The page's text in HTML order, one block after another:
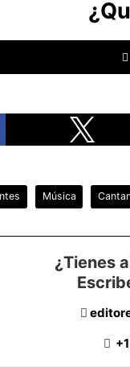
Música
¿Tienes